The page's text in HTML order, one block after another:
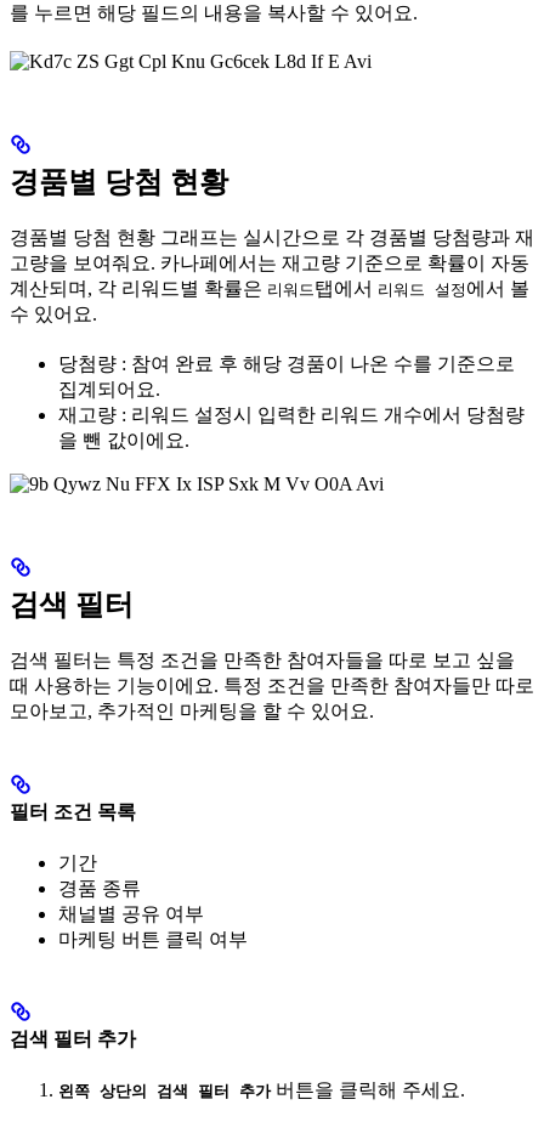
를 누르면 해당 필드의 내용을 복사할 수 있어요.
경품별 당첨 현황
경품별 당첨 현황 그래프는 실시간으로 각 경품별 당첨량과 재
고량을 보여줘요. 카나페에서는 재고량 기준으로 확률이 자동
계산되며, 각 리워드별 확률은 리워드탭에서 리워드 설정 에서 볼
수 있어요.
당첨량 : 참여 완료 후 해당 경품이 나온 수를 기준으로
집계되어요.
재고량 : 리워드 설정시 입력한 리워드 개수에서 당첨량
을 뺀 값이에요.
검색 필터
검색 필터는 특정 조건을 만족한 참여자들을 따로 보고 싶을
때 사용하는 기능이에요. 특정 조건을 만족한 참여자들만 따로
모아보고, 추가적인 마케팅을 할 수 있어요.
필터 조건 목록
기간
경품 종류
채널별 공유 여부
마케팅 버튼 클릭 여부
검색 필터 추가
왼쪽 상단의 검색 필터 추가버튼을 클릭해 주세요.